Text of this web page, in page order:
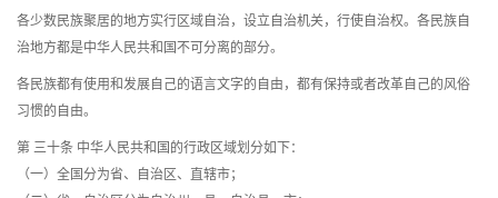
各少数民族聚居的地方实行区域自治，设立自治机关，行使自治权。各民族自
治地方都是中华人民共和国不可分离的部分。
各民族都有使用和发展自己的语言文字的自由，都有保持或者改革自己的风俗
习惯的自由。
第 三十条 中华人民共和国的行政区域划分如下：
（一）全国分为省、自治区、直辖市；